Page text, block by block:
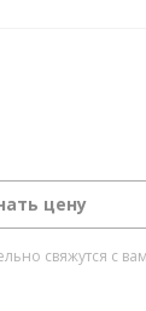
цену
свяжутся с